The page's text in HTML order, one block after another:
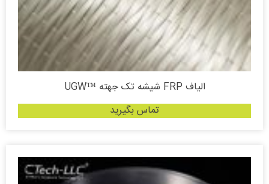
الیاف FRP شیشه تک جهته ™UGW
تماس بگیرید